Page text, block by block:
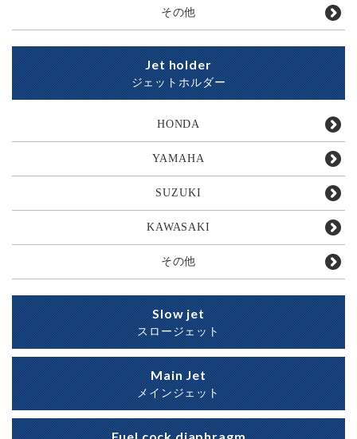
その他
Jet holder
ジェットホルダー
HONDA
YAMAHA
SUZUKI
KAWASAKI
その他
Slow jet
スロージェット
Main Jet
メインジェット